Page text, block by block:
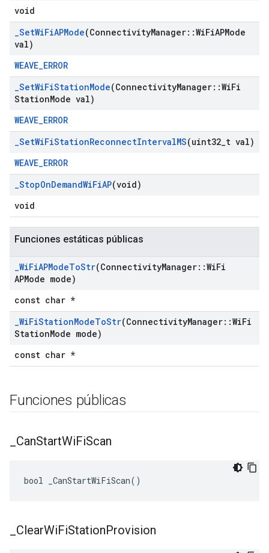
void
_SetWiFiAPMode(ConnectivityManager::WiFiAPMode
val)
WEAVE_ERROR
_SetWiFiStationMode(ConnectivityManager::WiFi
StationMode val)
WEAVE_ERROR
_SetWiFiStationReconnectIntervalMS(uint32 t val)
WEAVE_ERROR
_StopOnDemandWiFiAP(void)
void
Funciones estáticas públicas
_WiFiAPModeToStr(ConnectivityManager::WiFi
APMode mode)
const char *
_WiFiStationModeToStr(ConnectivityManager::WiFi
StationMode mode)
const char *
Funciones públicas
CanStartWiFiScan
bool _CanStartWiFiScan()
ClearWiFiStationProvision